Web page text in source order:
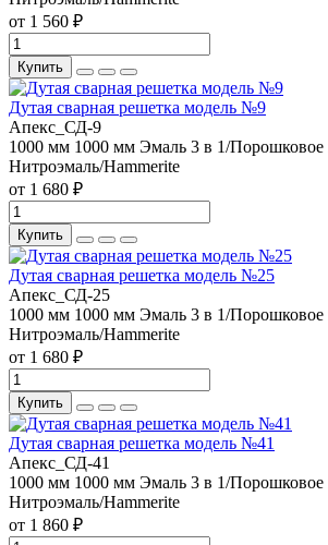
от 1 560 ₽
Купить
Дутая сварная решетка модель №9
Апекс_СД-9
1000 мм 1000 мм Эмаль 3 в 1/
Нитроэмаль/Hammerite
от 1 680 ₽
Купить
Дутая сварная решетка модель №25
Апекс_СД-25
1000 мм 1000 мм Эмаль 3 в 1/
Нитроэмаль/Hammerite
от 1 680 ₽
Купить
Дутая сварная решетка модель №41
Апекс_СД-41
1000 мм 1000 мм Эмаль 3 в 1/
Нитроэмаль/Hammerite
от 1 860 ₽